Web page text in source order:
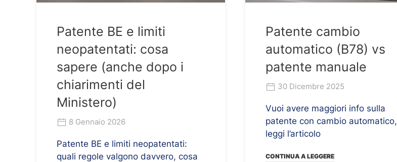
Patente BE e limiti
neopatentati: cosa
sapere (anche dopo i
chiarimenti del
Ministero)
8 Gennaio 2026
Patente BE e limiti neopatentati:
quali regole valgono davvero, cosa
Patente cambio
automatico (B78) vs
patente manuale
30 Dicembre 2025
Vuoi avere maggiori info sulla
patente con cambio automatico,
leggi l’articolo
CONTINUA A LEGGERE